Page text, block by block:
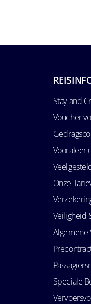
Stay and
Voucher
Vooraleer
Onze
Veiligheid
Algemene
Speciale